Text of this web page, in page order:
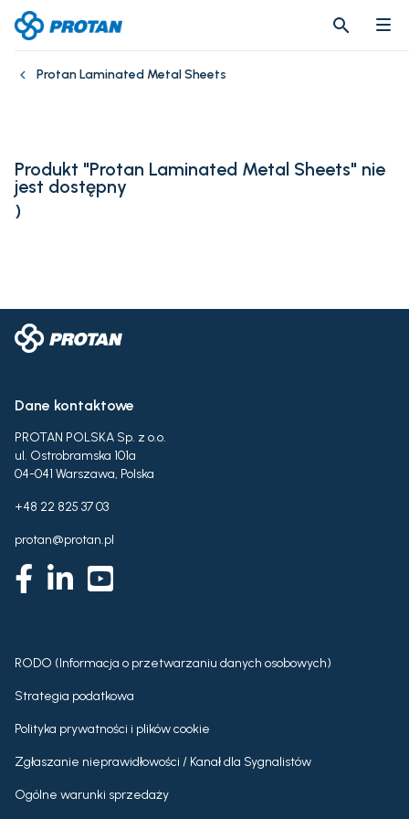
search
search
Protan Laminated Metal Sheets
Produkt "Protan Laminated Metal Sheets" nie
jest dostępny
)
Dane kontaktowe
PROTAN POLSKA Sp. z o.o.
ul. Ostrobramska 101a
04-041 Warszawa, Polska
+48 22 825 37 03
protan@protan.pl
RODO (Informacja o przetwarzaniu danych osobowych)
Strategia podatkowa
Polityka prywatności i plików cookie
Zgłaszanie nieprawidłowości / Kanał dla Sygnalistów
Ogólne warunki sprzedaży